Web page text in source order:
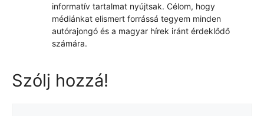
informatív tartalmat nyújtsak. Célom, hogy
médiánkat elismert forrássá tegyem minden
autórajongó és a magyar hírek iránt érdeklődő
számára.
Szólj hozzá!